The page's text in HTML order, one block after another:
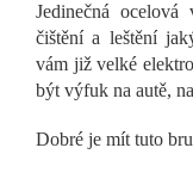
Jedinečná
čištění a leštění
vám již velké
být výfuk na autě,
Dobré je mít tuto